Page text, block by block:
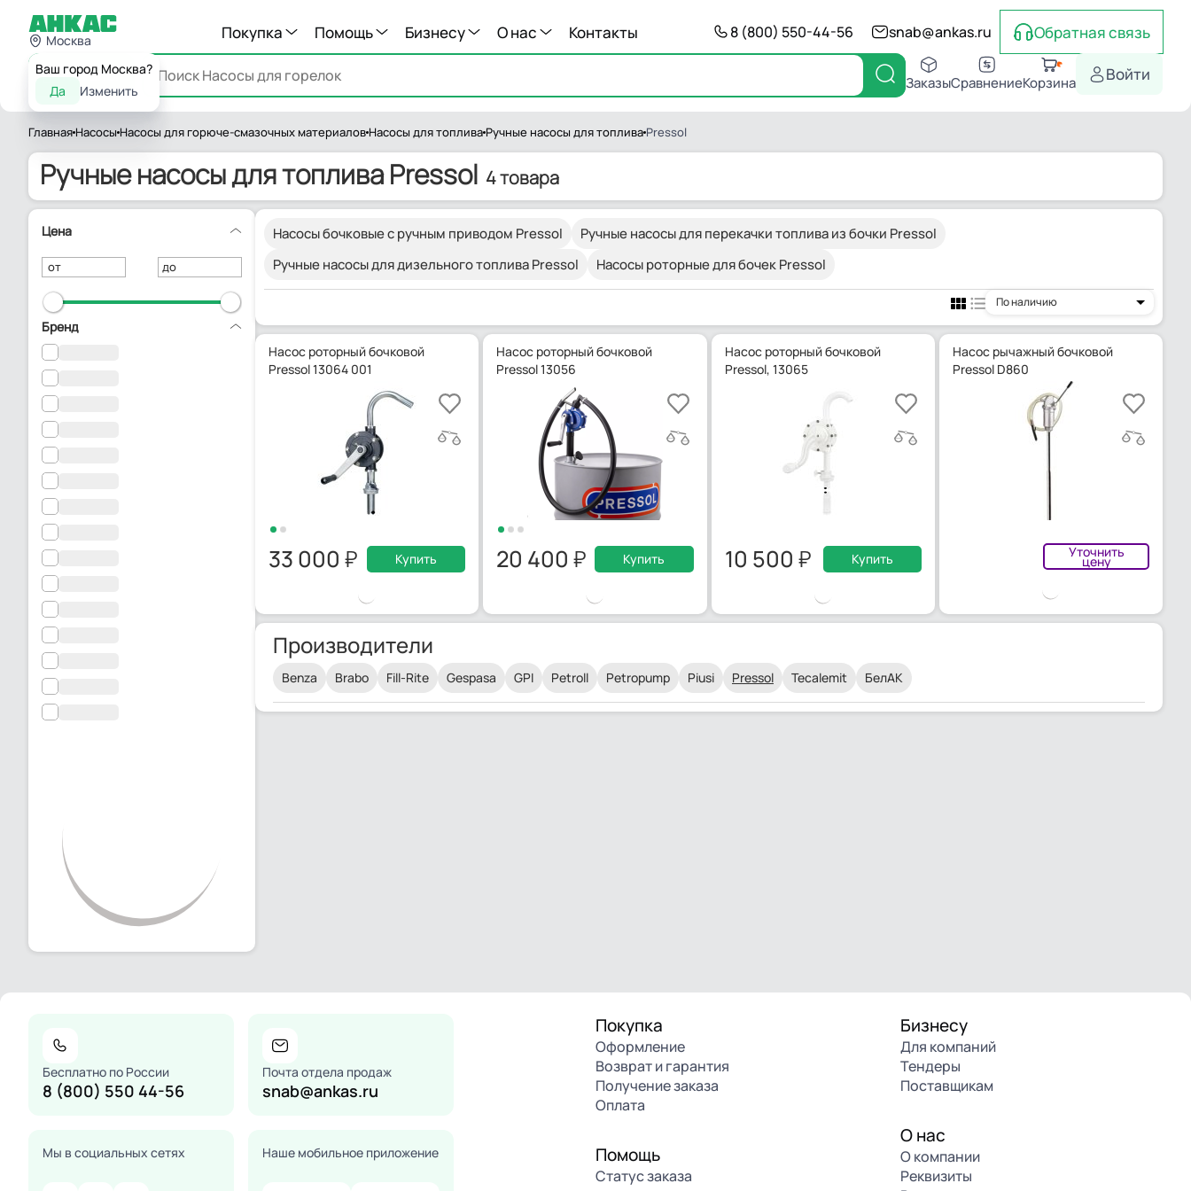
Москва
Ваш город Москва?
Да
Изменить
Покупка Помощь Бизнесу О нас Контакты 8 (800) 550-44-56 snab@ankas.ru Обратная связь
Каталог ЗаказыСравнениеКорзина Войти
Главная Насосы Насосы для горюче-смазочных материалов Насосы для топлива Ручные насосы для топлива Pressol
Ручные насосы для топлива Pressol 4 товара
Цена
от до
Бренд
Насосы бочковые с ручным приводом Pressol
Ручные насосы для перекачки топлива из бочки Pressol
Ручные насосы для дизельного топлива Pressol
Насосы роторные для бочек Pressol
По наличию
Насос роторный бочковой
Pressol 13064 001
33 000 Купить
Насос роторный бочковой
Pressol 13056
20 400 Купить
Насос роторный бочковой
Pressol, 13065
10 500 Купить
Насос рычажный бочковой
Pressol D860
Уточнить
цену
Производители
Benza Brabo Fill-Rite Gespasa GPI Petroll Petropump Piusi Pressol Tecalemit БелАК
Бесплатно по России
8 (800) 550 44-56
Почта отдела продаж
snab@ankas.ru
Мы в социальных сетях Наше мобильное приложение
Покупка
Оформление
Возврат и гарантия
Получение заказа
Оплата
Помощь
Статус заказа
Бизнесу
Для компаний
Тендеры
Поставщикам
О нас
О компании
Реквизиты